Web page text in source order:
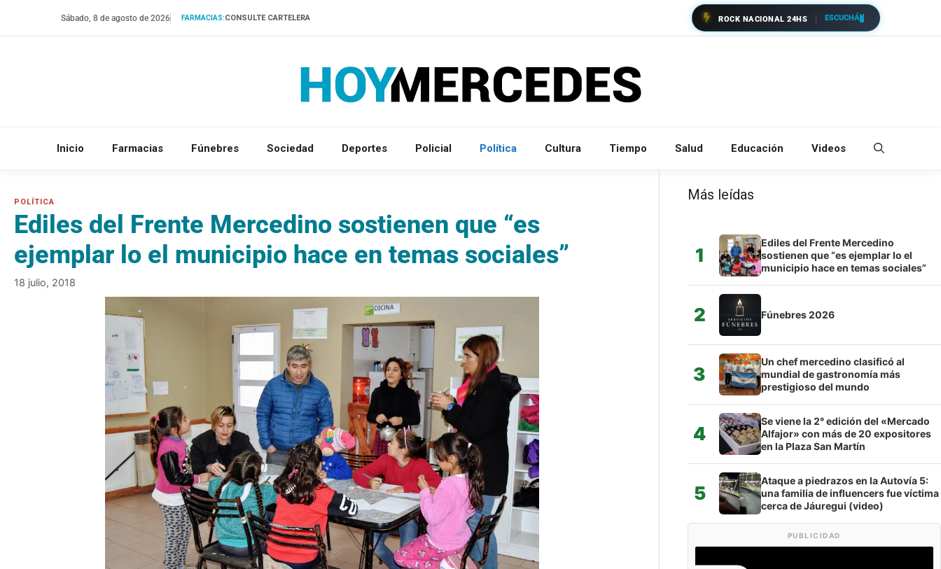
Sábado, 8 de agosto de 2026 FARMACIAS:CONSULTE CARTELERA ROCK NACIONAL 24HS ESCUCHÁ
Inicio Farmacias Fúnebres Sociedad Deportes Policial Política Cultura Tiempo Salud Educación Videos
Ediles del Frente Mercedino sostienen que “es
ejemplar lo el municipio hace en temas sociales”
18 julio, 2018
Más leídas
1
Ediles del Frente Mercedino
sostienen que “es ejemplar lo el
municipio hace en temas sociales”
2 Fúnebres 2026
3
Un chef mercedino clasificó al
mundial de gastronomía más
prestigioso del mundo
4
Se viene la 2° edición del «Mercado
Alfajor» con más de 20 expositores
en la Plaza San Martín
5
Ataque a piedrazos en la Autovía 5:
una familia de influencers fue víctima
cerca de Jáuregui (video)
PUBLICIDAD